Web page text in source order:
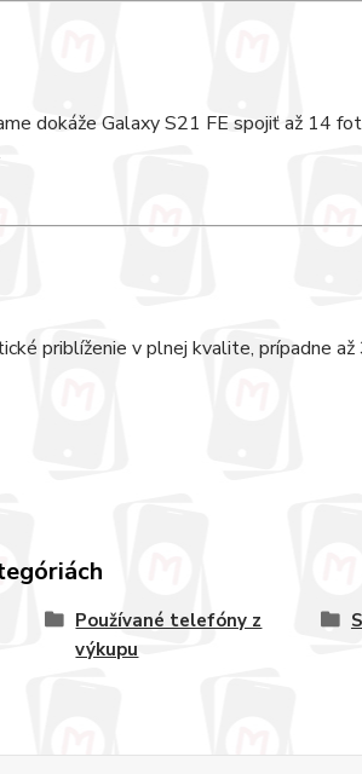
dokáže Galaxy S21 FE spojiť až 14
priblíženie v plnej kvalite, prípadne
Používané telefóny z
výkupu